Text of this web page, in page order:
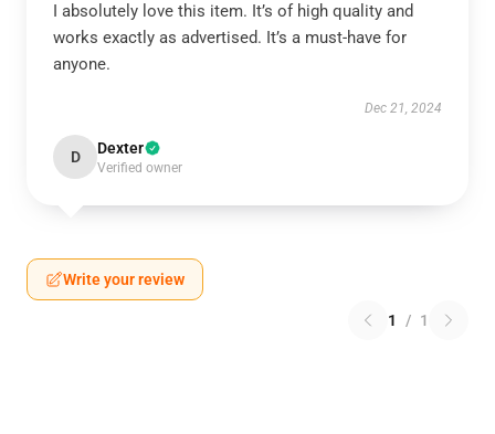
I absolutely love this item. It’s of high quality and
works exactly as advertised. It’s a must-have for
anyone.
Dec 21, 2024
D Dexter
Verified owner
Write your review
1 / 1